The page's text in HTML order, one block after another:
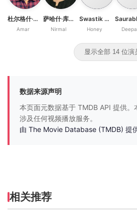
杜尔格什·库马尔
Amar
萨哈什·库马尔·舒克拉
Nirmal
Swastik Bhagat
Honey
显示全部 14 位演
数据来源声明
本页面元数据基于 TMDB API 提供。
涉及任何视频播放服务。
由 The Movie Database (TMDB) 提
相关推荐